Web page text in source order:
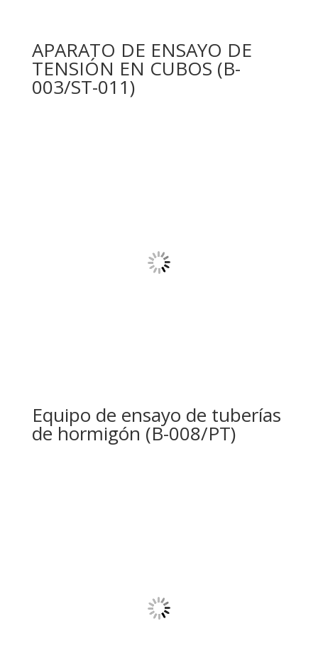
APARATO DE ENSAYO DE
TENSIÓN EN CUBOS (B-
003/ST-011)
Equipo de ensayo de tuberías
de hormigón (B-008/PT)